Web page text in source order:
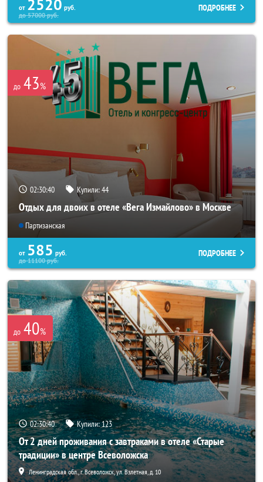
от 2520 руб.
до57000руб.
ПОДРОБНЕЕ
до 43%
02:30:38 Купили:44
Отдых для двоих в отеле «Вега Измайлово» в Москве
Партизанская
от 585 руб.
до11100руб.
ПОДРОБНЕЕ
до 40%
02:30:38 Купили:123
От 2 дней проживания с завтраками в отеле «Старые
традиции» в центре Всеволожска
Ленинградская обл., г. Всеволожск, ул. Взлетная, д. 10